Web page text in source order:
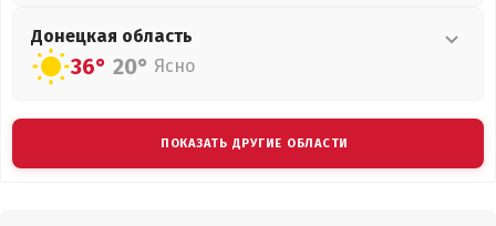
Донецкая область
36° 20° Ясно
ПОКАЗАТЬ ДРУГИЕ ОБЛАСТИ